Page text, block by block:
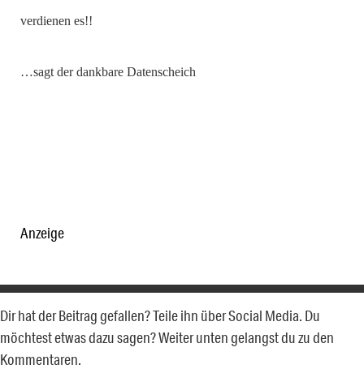
verdienen es!!
…sagt der dankbare Datenscheich
Anzeige
Dir hat der Beitrag gefallen? Teile ihn über Social Media. Du
möchtest etwas dazu sagen? Weiter unten gelangst du zu den
Kommentaren.